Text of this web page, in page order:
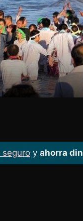
seguro yahorra